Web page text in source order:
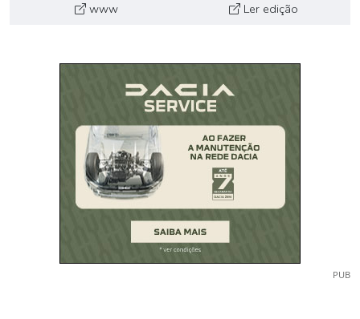
www Ler edição
PUB